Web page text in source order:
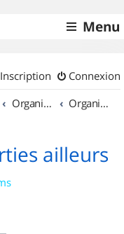
Menu
Connexion
Inscription
Organisation de sorties & Recherche de partenaires Organisation de sorties ailleurs
ailleurs